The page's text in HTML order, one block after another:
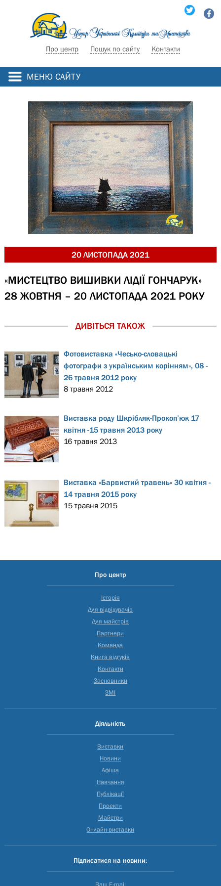
Про центр Пошук по сайту Контакти
МЕНЮ САЙТУ
20 ЛИСТОПАДА 2021
«МИСТЕЦТВО ВИШИВКИ ЛІДІЇ ГОНЧАРУК»
28 ЖОВТНЯ – 20 ЛИСТОПАДА 2021 РОКУ
ДИВІТЬСЯ ТАКОЖ
Фотовиставка «Чесько-словацькі
фотографи з українським корінням», 08 -
26 травня 2012 року
8 травня 2012
Виставка роду Шкрібляк-Прокоп’юк 17
квітня -15 травня 2013 року
16 травня 2013
Виставка «Барвистий травень» 30 квітня -
14 травня 2015 року
15 травня 2015
Про центр
Історія
Для відвідувачів
Для майстрів
Партнери
Команда
Книга відгуків
Контакти
Засновники
ЗМІ
Діяльність
Виставки
Новини
Афіша
Навчання
Публікації
Проекти
Майстри
Онлайн-виставки
Підписатися на новини:
Ваш E-mail